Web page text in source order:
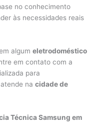
no conhecimento
às necessidades reais
algumeletrodoméstico
em contato com a
para
atende nacidade de
Técnica Samsung em